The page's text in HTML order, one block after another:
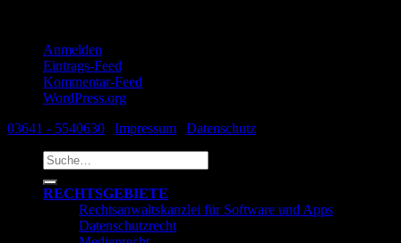
Anmelden
Eintrags-Feed
Kommentar-Feed
WordPress.org
03641 - 5540630
Impressum
Datenschutz
Suche
nach:
RECHTSGEBIETE
Rechtsanwaltskanzlei für Software und Apps
Datenschutzrecht